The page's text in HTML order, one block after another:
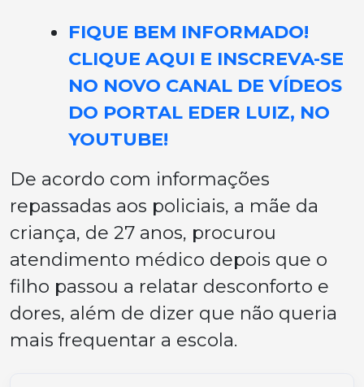
FIQUE BEM INFORMADO!
CLIQUE AQUI E INSCREVA-SE
NO NOVO CANAL DE VÍDEOS
DO PORTAL EDER LUIZ, NO
YOUTUBE!
De acordo com informações
repassadas aos policiais, a mãe da
criança, de 27 anos, procurou
atendimento médico depois que o
filho passou a relatar desconforto e
dores, além de dizer que não queria
mais frequentar a escola.